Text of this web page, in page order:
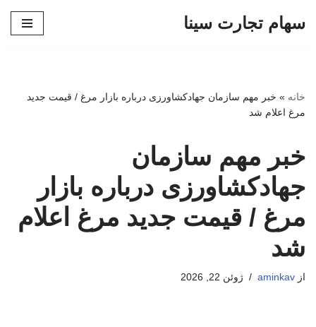
سهام تجارت سینا
خانه » خبر مهم سازمان جهادکشاورزی درباره بازار مرغ / قیمت جدید
مرغ اعلام شد
خبر مهم سازمان
جهادکشاورزی درباره بازار
مرغ / قیمت جدید مرغ اعلام
شد
از aminkav ژوئن 22, 2026